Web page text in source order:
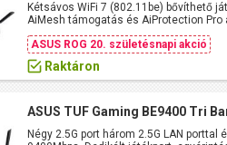
Kétsávos WiFi 7 (802.11be) bővíthető
AiMesh támogatás és AiProtection
ASUS ROG 20. születésnapi akció
Raktáron
ASUS TUF Gaming BE9400 Tri
Négy 2.5G port három 2.5G LAN